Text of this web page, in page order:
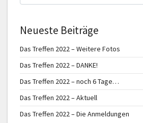
Neueste Beiträge
Das Treffen 2022 – Weitere Fotos
Das Treffen 2022 – DANKE!
Das Treffen 2022 – noch 6 Tage…
Das Treffen 2022 – Aktuell
Das Treffen 2022 – Die Anmeldungen